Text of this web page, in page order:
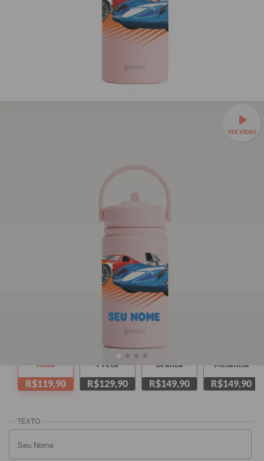
VER VÍDEO
SEU NOME
Garrafa Térmica Mini + Ebook - Hot Wheels -Turbo
Leve sua bebida para todo lugar —
Garrafa Térmica Mini a
❄️Até 24h gelada e cabe em qualquer
350ml - Tampa com canudo
350ml - Tampa sem canudo 350ml - Tampa com canudo
Rosa
R$119,90
Preta
R$129,90
Branca
R$149,90
Melancia
R$149,90